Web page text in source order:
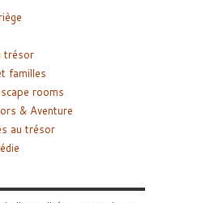
trésor
familles
rooms
& Aventure
au trésor